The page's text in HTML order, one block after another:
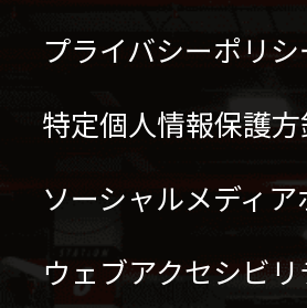
プライバシーポリシ
特定個人情報保護
ソーシャルメディア
ウェブアクセシビ